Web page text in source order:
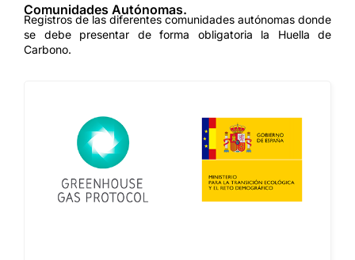
Comunidades Autónomas.
Registros de las diferentes comunidades autónomas donde
se debe presentar de forma obligatoria la Huella de
Carbono.